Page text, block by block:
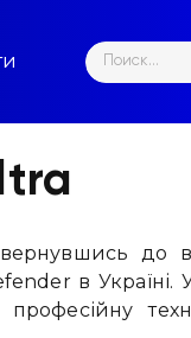
Search
for:
до
в